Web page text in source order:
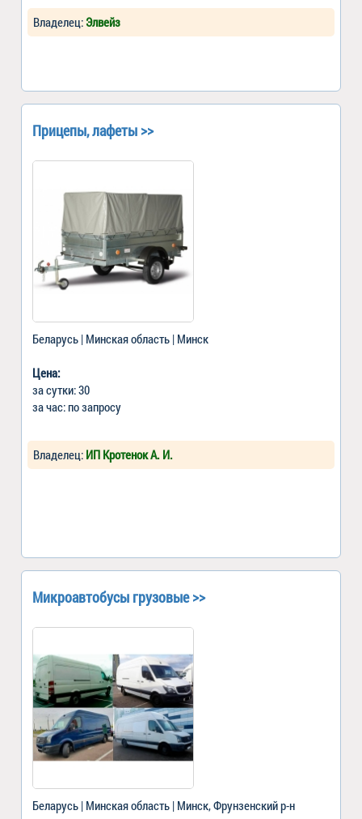
Владелец: Элвейз
Прицепы, лафеты >>
Беларусь | Минская область | Минск
Цена:
за сутки: 30
за час: по запросу
Владелец: ИП Кротенок А. И.
Микроавтобусы грузовые >>
Беларусь | Минская область | Минск, Фрунзенский р-н